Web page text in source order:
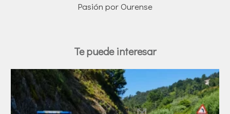
Pasión por Ourense
Te puede interesar